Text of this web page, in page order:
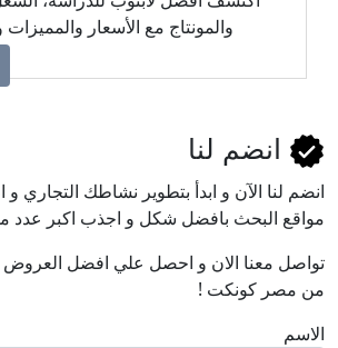
والمونتاج مع الأسعار والمميزات
لمساعدتك في اختيار الجهاز
انضم لنا
انضم لنا اﻵن و ابدأ بتطوير نشاطك
مواقع البحث بافضل شكل و اجذب اكبر عدد من
تواصل معنا الان و احصل علي افضل العروض
من مصر كونكت !
الاسم